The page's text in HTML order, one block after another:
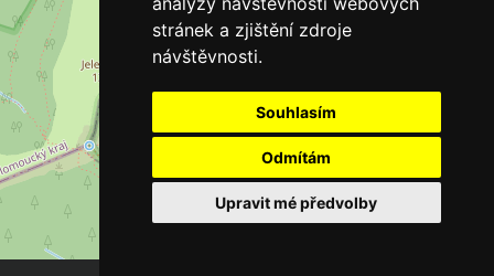
stránek a zjištění zdroje
návštěvnosti.
Souhlasím
Odmítám
Upravit mé předvolby